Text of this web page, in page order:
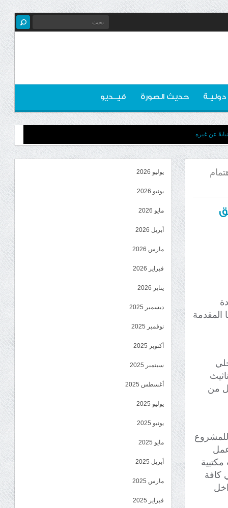
دوليـة حديث الصورة فيــديو
عن غيره
المقدمة
ريال، بتمويل من
تكييف ذات قوة “4” طن في كافة
يوليو 2026
يونيو 2026
مايو 2026
أبريل 2026
مارس 2026
فبراير 2026
يناير 2026
ديسمبر 2025
نوفمبر 2025
أكتوبر 2025
سبتمبر 2025
أغسطس 2025
يوليو 2025
يونيو 2025
مايو 2025
أبريل 2025
مارس 2025
فبراير 2025